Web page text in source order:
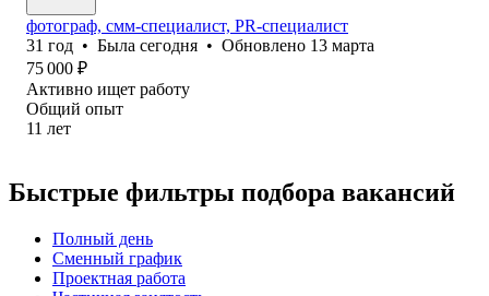
фотограф, смм-специалист, PR-специалист
31 год • Была сегодня • Обновлено 13 марта
75 000 ₽
Активно ищет работу
Общий опыт
11 лет
Быстрые фильтры подбора вакансий
Полный день
Сменный график
Проектная работа